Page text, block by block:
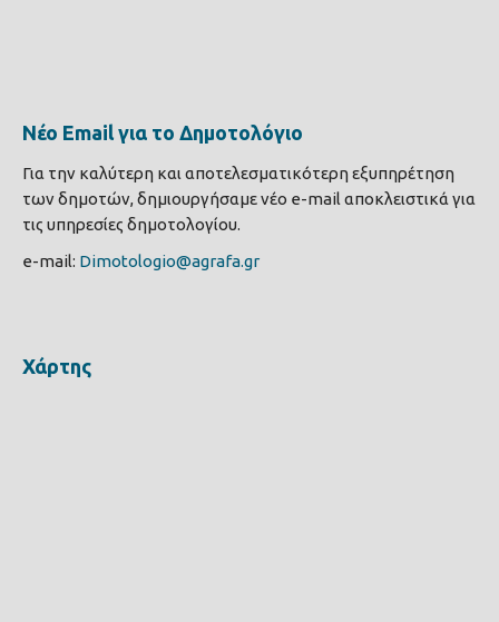
Νέο Email για το Δημοτολόγιο
Για την καλύτερη και αποτελεσματικότερη εξυπηρέτηση
των δημοτών, δημιουργήσαμε νέο e-mail αποκλειστικά για
τις υπηρεσίες δημοτολογίου.
e-mail: Dimotologio@agrafa.gr
Χάρτης